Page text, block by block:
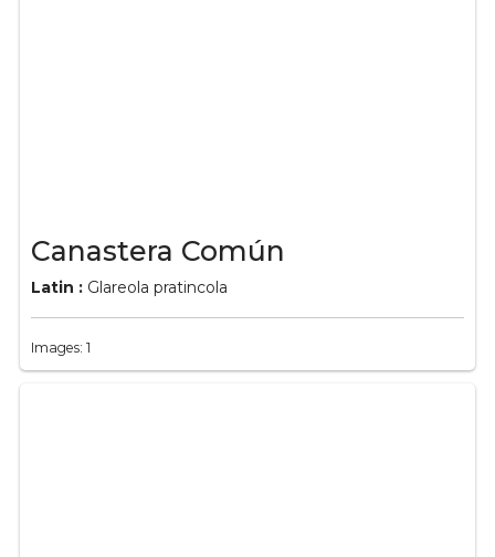
Canastera Común
Latin : Glareola pratincola
Images: 1